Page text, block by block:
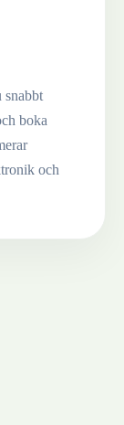
snabbt
boka
och